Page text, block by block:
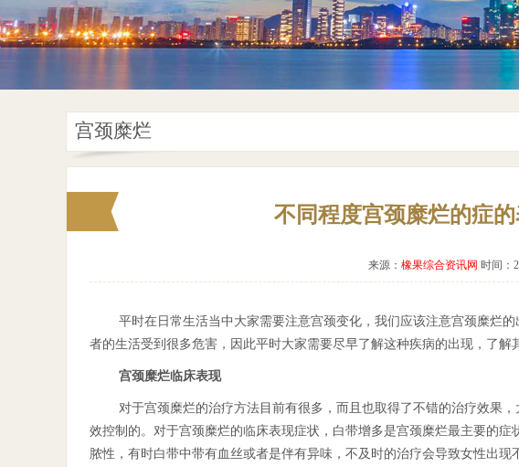
宫颈糜烂
不同程度宫颈糜烂的症
来源： 橡果综合资讯网 时间：
平时在日常生活当中大家需要注意宫颈变化，我们应该注意宫颈糜烂
者的生活受到很多危害，因此平时大家需要尽早了解这种疾病的出现，了
宫颈糜烂临床表现
对于宫颈糜烂的治疗方法目前有很多，而且也取得了不错的治疗效果
效控制的。对于宫颈糜烂的临床表现症状，白带增多是宫颈糜烂最主要的
脓性，有时白带中带有血丝或者是伴有异味，不及时的治疗会导致女性出现